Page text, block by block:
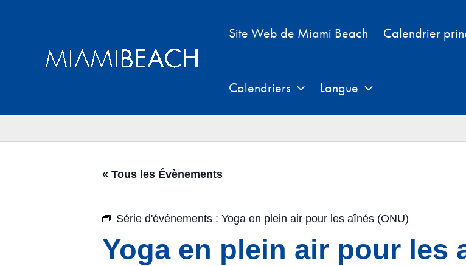
Site Web de Miami Beach Calendrier
Calendriers Langue
« Tous les Évènements
Série d'événements : Yoga en plein air pour les aînés (ONU)
Yoga en plein air pour les